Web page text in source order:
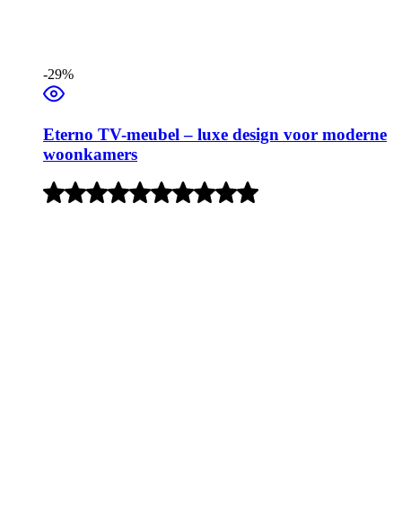
-29%
Eterno TV-meubel – luxe design voor moderne
woonkamers